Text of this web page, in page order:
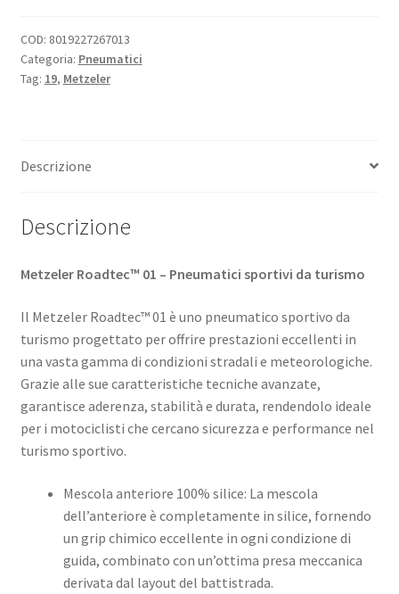
COD: 8019227267013
Categoria: Pneumatici
Tag: 19, Metzeler
Descrizione
Descrizione
Metzeler Roadtec™ 01 – Pneumatici sportivi da turismo
Il Metzeler Roadtec™ 01 è uno pneumatico sportivo da
turismo progettato per offrire prestazioni eccellenti in
una vasta gamma di condizioni stradali e meteorologiche.
Grazie alle sue caratteristiche tecniche avanzate,
garantisce aderenza, stabilità e durata, rendendolo ideale
per i motociclisti che cercano sicurezza e performance nel
turismo sportivo. ​
Mescola anteriore 100% silice: La mescola
dell’anteriore è completamente in silice, fornendo
un grip chimico eccellente in ogni condizione di
guida, combinato con un’ottima presa meccanica
derivata dal layout del battistrada. ​